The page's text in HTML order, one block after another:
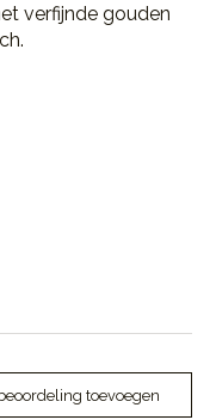
verfijnde gouden
toevoegen